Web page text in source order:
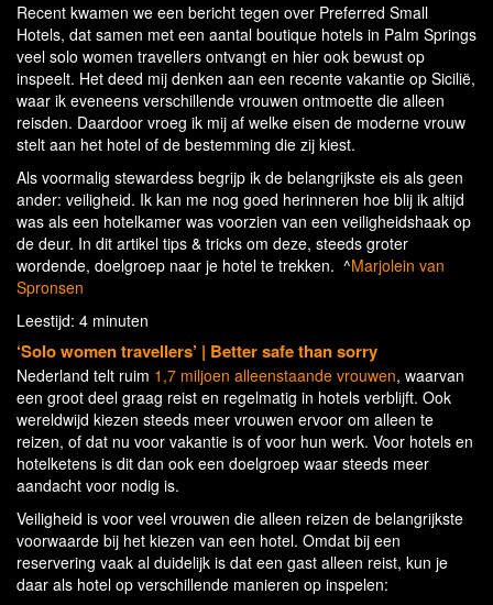
Recent kwamen we een bericht tegen over Preferred Small
Hotels, dat samen met een aantal boutique hotels in Palm Springs
veel solo women travellers ontvangt en hier ook bewust op
inspeelt. Het deed mij denken aan een recente vakantie op Sicilië,
waar ik eveneens verschillende vrouwen ontmoette die alleen
reisden. Daardoor vroeg ik mij af welke eisen de moderne vrouw
stelt aan het hotel of de bestemming die zij kiest.
Als voormalig stewardess begrijp ik de belangrijkste eis als geen
ander: veiligheid. Ik kan me nog goed herinneren hoe blij ik altijd
was als een hotelkamer was voorzien van een veiligheidshaak op
de deur. In dit artikel tips & tricks om deze, steeds groter
wordende, doelgroep naar je hotel te trekken. ^Marjolein van
Spronsen
Leestijd: 4 minuten
‘Solo women travellers’ | Better safe than sorry
Nederland telt ruim 1,7 miljoen alleenstaande vrouwen, waarvan
een groot deel graag reist en regelmatig in hotels verblijft. Ook
wereldwijd kiezen steeds meer vrouwen ervoor om alleen te
reizen, of dat nu voor vakantie is of voor hun werk. Voor hotels en
hotelketens is dit dan ook een doelgroep waar steeds meer
aandacht voor nodig is.
Veiligheid is voor veel vrouwen die alleen reizen de belangrijkste
voorwaarde bij het kiezen van een hotel. Omdat bij een
reservering vaak al duidelijk is dat een gast alleen reist, kun je
daar als hotel op verschillende manieren op inspelen: